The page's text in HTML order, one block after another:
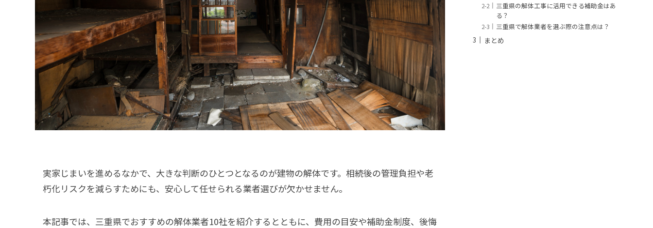
実家じまいを進めるなかで、大きな判断のひとつとなるのが建物の解体です。相続後の管理負担や老
朽化リスクを減らすためにも、安心して任せられる業者選びが欠かせません。
本記事では、三重県でおすすめの解体業者10社を紹介するとともに、費用の目安や補助金制度、後悔
三重県の解体工事に活用できる補助金はあ
る？
三重県で解体業者を選ぶ際の注意点は？
まとめ